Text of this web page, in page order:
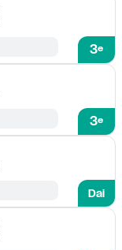
3e
3e
Dai